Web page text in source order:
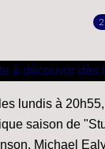
lundis à
saison de
Michael